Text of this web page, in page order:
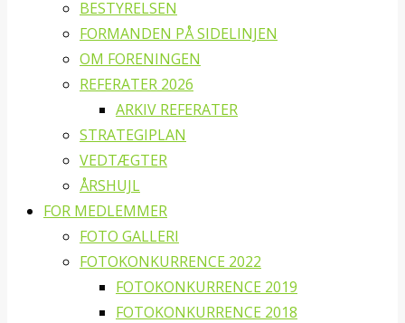
BESTYRELSEN
FORMANDEN PÅ SIDELINJEN
OM FORENINGEN
REFERATER 2026
ARKIV REFERATER
STRATEGIPLAN
VEDTÆGTER
ÅRSHUJL
FOR MEDLEMMER
FOTO GALLERI
FOTOKONKURRENCE 2022
FOTOKONKURRENCE 2019
FOTOKONKURRENCE 2018